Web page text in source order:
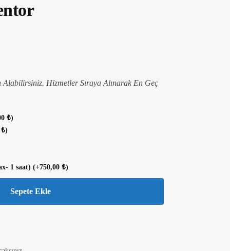
Alabilirsiniz. Hizmetler Sıraya Alınarak En Geç
₺)
₺)
1 saat) (+750,00 ₺)
Sepete Ekle